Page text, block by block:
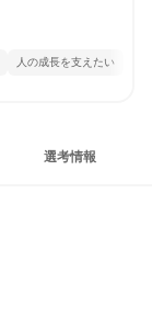
人の成長を支えたい
選考情報